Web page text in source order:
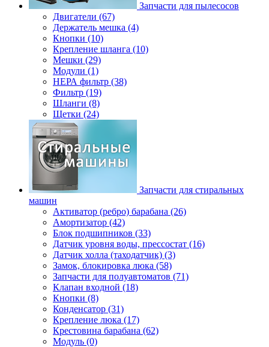
Запчасти для пылесосов
Двигатели (67)
Держатель мешка (4)
Кнопки (10)
Крепление шланга (10)
Мешки (29)
Модули (1)
НЕРА фильтр (38)
Фильтр (19)
Шланги (8)
Щетки (24)
Запчасти для стиральных
машин
Активатор (ребро) барабана (26)
Амортизатор (42)
Блок подшипников (33)
Датчик уровня воды, прессостат (16)
Датчик холла (таходатчик) (3)
Замок, блокировка люка (58)
Запчасти для полуавтоматов (71)
Клапан входной (18)
Кнопки (8)
Конденсатор (31)
Крепление люка (17)
Крестовина барабана (62)
Модуль (0)